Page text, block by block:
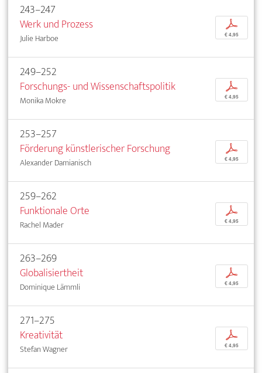
243–247
Werk und Prozess
Julie Harboe
p
€ 4,95
249–252
Forschungs- und Wissenschaftspolitik
Monika Mokre
p
€ 4,95
253–257
Förderung künstlerischer Forschung
Alexander Damianisch
p
€ 4,95
259–262
Funktionale Orte
Rachel Mader
p
€ 4,95
263–269
Globalisiertheit
Dominique Lämmli
p
€ 4,95
271–275
Kreativität
Stefan Wagner
p
€ 4,95